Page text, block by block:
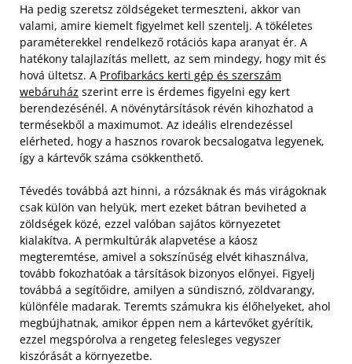
Ha pedig szeretsz zöldségeket termeszteni, akkor van
valami, amire kiemelt figyelmet kell szentelj. A tökéletes
paraméterekkel rendelkező rotációs kapa aranyat ér. A
hatékony talajlazítás mellett, az sem mindegy, hogy mit és
hová ültetsz. A Profibarkács kerti gép és szerszám
webáruház szerint erre is érdemes figyelni egy kert
berendezésénél. A növénytársítások révén kihozhatod a
termésekből a maximumot. Az ideális elrendezéssel
elérheted, hogy a hasznos rovarok becsalogatva legyenek,
így a kártevők száma csökkenthető.
Tévedés továbbá azt hinni, a rózsáknak és más virágoknak
csak külön van helyük, mert ezeket bátran beviheted a
zöldségek közé, ezzel valóban sajátos környezetet
kialakítva. A permkultúrák alapvetése a káosz
megteremtése, amivel a sokszínűség elvét kihasználva,
tovább fokozhatóak a társítások bizonyos előnyei. Figyelj
továbbá a segítőidre, amilyen a sündisznó, zöldvarangy,
különféle madarak. Teremts számukra kis élőhelyeket, ahol
megbújhatnak, amikor éppen nem a kártevőket gyérítik,
ezzel megspórolva a rengeteg felesleges vegyszer
kiszórását a környezetbe.